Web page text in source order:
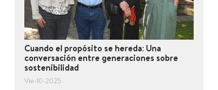
Cuando el propósito se hereda: Una
conversación entre generaciones sobre
sostenibilidad
Vie-10-2025